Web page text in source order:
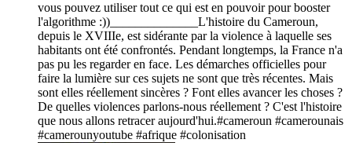
vous pouvez utiliser tout ce qui est en pouvoir pour booster
l'algorithme :))______________L'histoire du Cameroun,
depuis le XVIIIe, est sidérante par la violence à laquelle ses
habitants ont été confrontés. Pendant longtemps, la France n'a
pas pu les regarder en face. Les démarches officielles pour
faire la lumière sur ces sujets ne sont que très récentes. Mais
sont elles réellement sincères ? Font elles avancer les choses ?
De quelles violences parlons-nous réellement ? C'est l'histoire
que nous allons retracer aujourd'hui.#cameroun #camerounais
#camerounyoutube #afrique #colonisation